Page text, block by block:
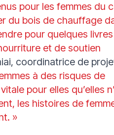
pour les femmes du
du bois de chauffage
pour quelques livres
et de soutien
coordinatrice de
à des risques de
pour elles qu’elles
les histoires de
»